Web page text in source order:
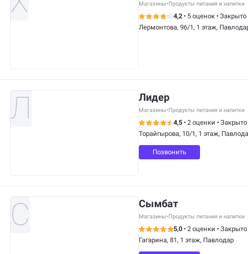
Магазины•Продукты питания и напитки
4,2 • 5 оценок • Закрыто
Лермонтова, 96/1, 1 этаж,
Лидер
Магазины•Продукты питания и напитки
4,5 • 2 оценки • Закрыто
Торайгырова, 10/1, 1 этаж,
Позвонить
Сымбат
Магазины•Продукты питания и напитки
5,0 • 2 оценки • Закрыто
Гагарина, 81, 1 этаж, Павлодар